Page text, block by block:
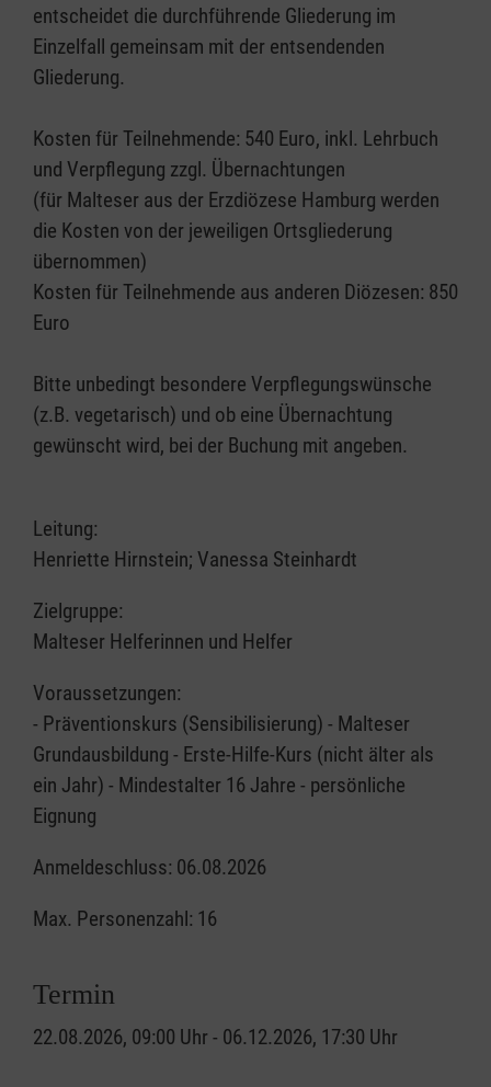
entscheidet die durchführende Gliederung im
Einzelfall gemeinsam mit der entsendenden
Gliederung.
Kosten für Teilnehmende: 540 Euro, inkl. Lehrbuch
und Verpflegung zzgl. Übernachtungen
(für Malteser aus der Erzdiözese Hamburg werden
die Kosten von der jeweiligen Ortsgliederung
übernommen)
Kosten für Teilnehmende aus anderen Diözesen: 850
Euro
Bitte unbedingt besondere Verpflegungswünsche
(z.B. vegetarisch) und ob eine Übernachtung
gewünscht wird, bei der Buchung mit angeben.
Leitung:
Henriette Hirnstein; Vanessa Steinhardt
Zielgruppe:
Malteser Helferinnen und Helfer
Voraussetzungen:
- Präventionskurs (Sensibilisierung) - Malteser
Grundausbildung - Erste-Hilfe-Kurs (nicht älter als
ein Jahr) - Mindestalter 16 Jahre - persönliche
Eignung
Anmeldeschluss: 06.08.2026
Max. Personenzahl: 16
Termin
22.08.2026, 09:00 Uhr - 06.12.2026, 17:30 Uhr